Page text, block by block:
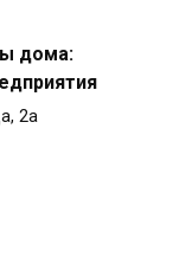
дома:
2а